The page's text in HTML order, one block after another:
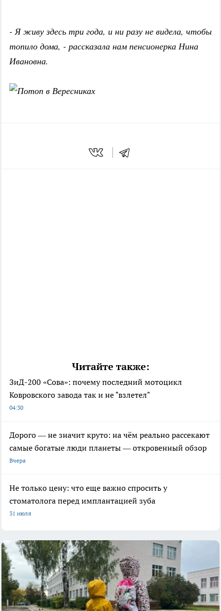
- Я живу здесь три года, и ни разу не видела, чтобы
топило дома, - рассказала нам пенсионерка Нина
Ивановна.
Читайте также:
ЗиД-200 «Сова»: почему последний мотоцикл
Ковровского завода так и не "взлетел"
04:30
Дорого — не значит круто: на чём реально рассекают
самые богатые люди планеты — откровенный обзор
Вчера
Не только цену: что еще важно спросить у
стоматолога перед имплантацией зуба
31 июля